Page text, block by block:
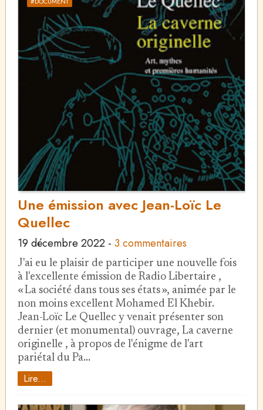
Une émission avec Jean-Loïc Le
Quellec
19 décembre 2022- 3 commentaires
J'ai eu le plaisir de participer une nouvelle fois
à l'excellente émission de Radio Libertaire ,
« La société dans tous ses états », animée par le
non moins excellent Mohamed El Khebir.
Jean-Loïc Le Quellec y venait présenter son
dernier (et monumental) ouvrage, La caverne
originelle , à propos de l'énigme de l'art
pariétal du Pa…
Lire...